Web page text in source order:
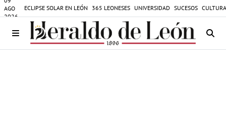
AGO
2026
ECLIPSE SOLAR EN LEÓN 365 LEONESES UNIVERSIDAD SUCESOS